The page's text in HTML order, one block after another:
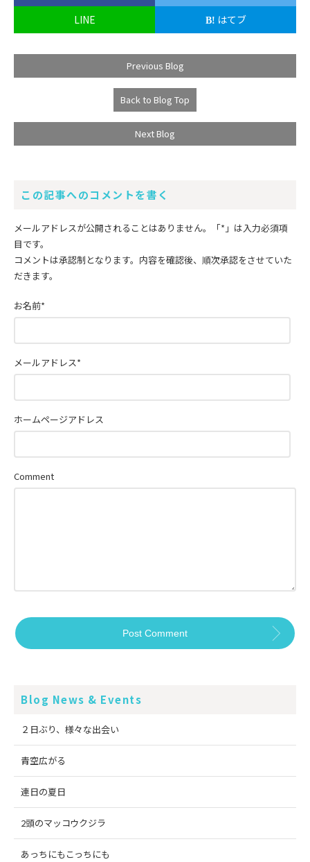
LINE
はてブ
Previous Blog
Back to Blog Top
Next Blog
この記事へのコメントを書く
メールアドレスが公開されることはありません。 「*」 は入力必須項
目です。
コメントは承認制となります。内容を確認後、順次承認をさせていた
だきます。
Comment
お名前*
メールアドレス*
ホームページアドレス
Blog News & Events
２日ぶり、様々な出会い
青空広がる
連日の夏日
2頭のマッコウクジラ
あっちにもこっちにも